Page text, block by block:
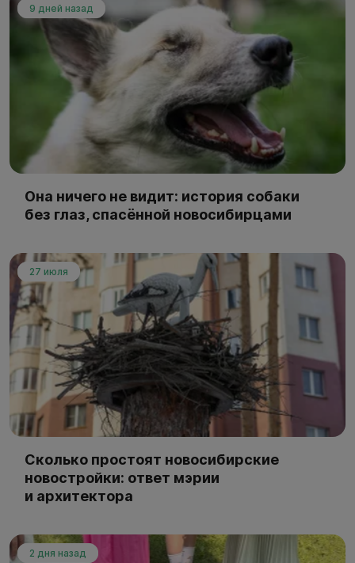
9 дней назад
Она ничего не видит: история собаки
без глаз, спасённой новосибирцами
27 июля
Сколько простоят новосибирские
новостройки: ответ мэрии
и архитектора
2 дня назад